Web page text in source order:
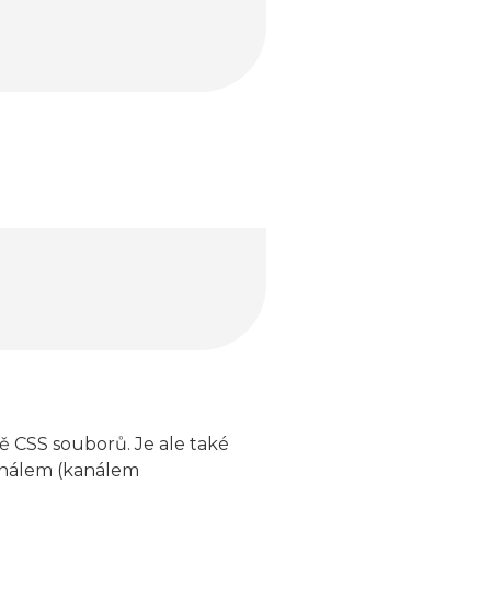
souborů. Je ale také
(kanálem